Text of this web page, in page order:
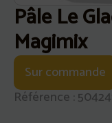
Pâle Le
Magimix
Sur commande
Référence :